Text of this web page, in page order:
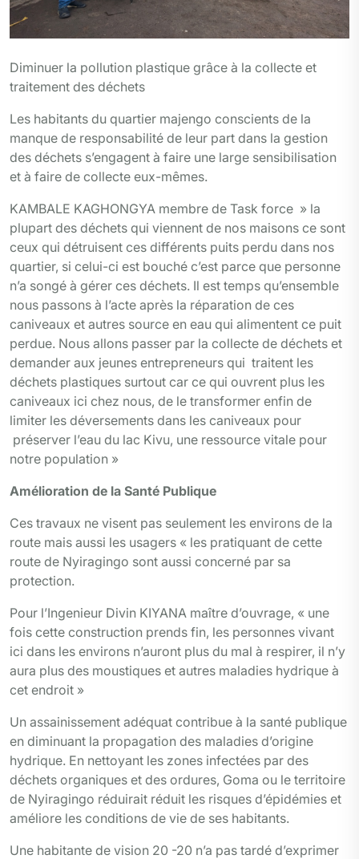
Diminuer la pollution plastique grâce à la collecte et
traitement des déchets
Les habitants du quartier majengo conscients de la
manque de responsabilité de leur part dans la gestion
des déchets s’engagent à faire une large sensibilisation
et à faire de collecte eux-mêmes.
KAMBALE KAGHONGYA membre de Task force » la
plupart des déchets qui viennent de nos maisons ce sont
ceux qui détruisent ces différents puits perdu dans nos
quartier, si celui-ci est bouché c’est parce que personne
n’a songé à gérer ces déchets. Il est temps qu’ensemble
nous passons à l’acte après la réparation de ces
caniveaux et autres source en eau qui alimentent ce puit
perdue. Nous allons passer par la collecte de déchets et
demander aux jeunes entrepreneurs qui traitent les
déchets plastiques surtout car ce qui ouvrent plus les
caniveaux ici chez nous, de le transformer enfin de
limiter les déversements dans les caniveaux pour
préserver l’eau du lac Kivu, une ressource vitale pour
notre population »
Amélioration de la Santé Publique
Ces travaux ne visent pas seulement les environs de la
route mais aussi les usagers « les pratiquant de cette
route de Nyiragingo sont aussi concerné par sa
protection.
Pour l’Ingenieur Divin KIYANA maître d’ouvrage, « une
fois cette construction prends fin, les personnes vivant
ici dans les environs n’auront plus du mal à respirer, il n’y
aura plus des moustiques et autres maladies hydrique à
cet endroit »
Un assainissement adéquat contribue à la santé publique
en diminuant la propagation des maladies d’origine
hydrique. En nettoyant les zones infectées par des
déchets organiques et des ordures, Goma ou le territoire
de Nyiragingo réduirait réduit les risques d’épidémies et
améliore les conditions de vie de ses habitants.
Une habitante de vision 20 -20 n’a pas tardé d’exprimer